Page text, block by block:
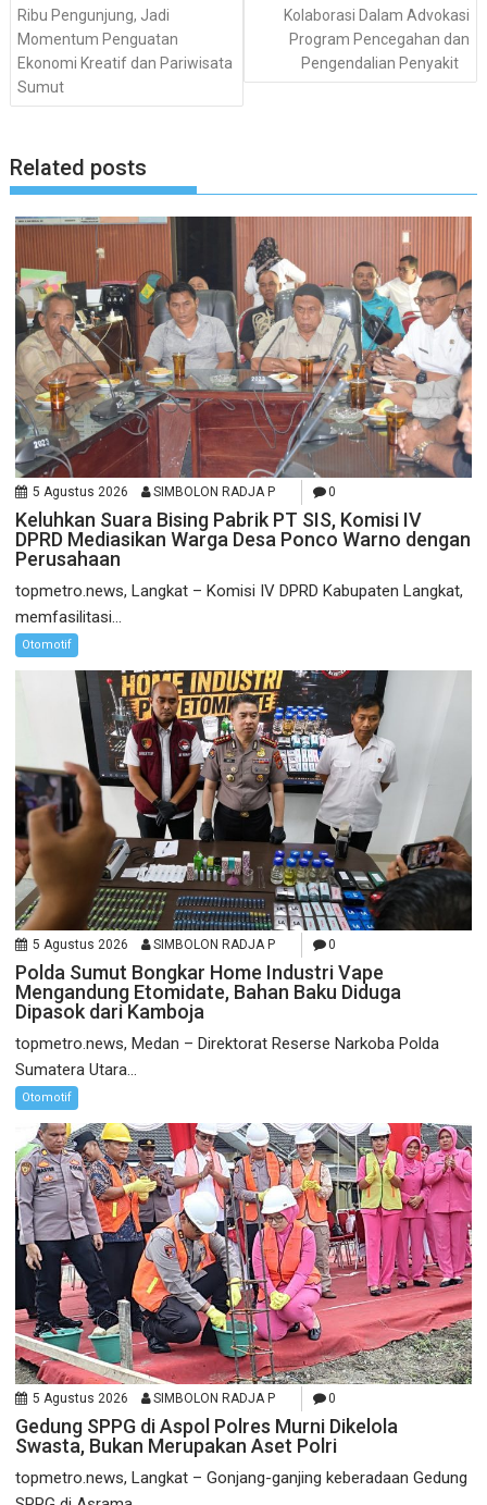
Ribu Pengunjung, Jadi
Momentum Penguatan
Ekonomi Kreatif dan Pariwisata
Sumut
Kolaborasi Dalam Advokasi
Program Pencegahan dan
Pengendalian Penyakit
Related posts
5 Agustus 2026 SIMBOLON RADJA P 0
Keluhkan Suara Bising Pabrik PT SIS, Komisi IV
DPRD Mediasikan Warga Desa Ponco Warno dengan
Perusahaan
topmetro.news, Langkat – Komisi IV DPRD Kabupaten Langkat,
memfasilitasi...
Otomotif
5 Agustus 2026 SIMBOLON RADJA P 0
Polda Sumut Bongkar Home Industri Vape
Mengandung Etomidate, Bahan Baku Diduga
Dipasok dari Kamboja
topmetro.news, Medan – Direktorat Reserse Narkoba Polda
Sumatera Utara...
Otomotif
5 Agustus 2026 SIMBOLON RADJA P 0
Gedung SPPG di Aspol Polres Murni Dikelola
Swasta, Bukan Merupakan Aset Polri
topmetro.news, Langkat – Gonjang-ganjing keberadaan Gedung